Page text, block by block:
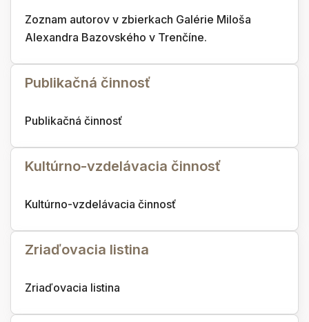
Zoznam autorov v zbierkach Galérie Miloša
Alexandra Bazovského v Trenčíne.
Publikačná činnosť
Publikačná činnosť
Kultúrno-vzdelávacia činnosť
Kultúrno-vzdelávacia činnosť
Zriaďovacia listina
Zriaďovacia listina